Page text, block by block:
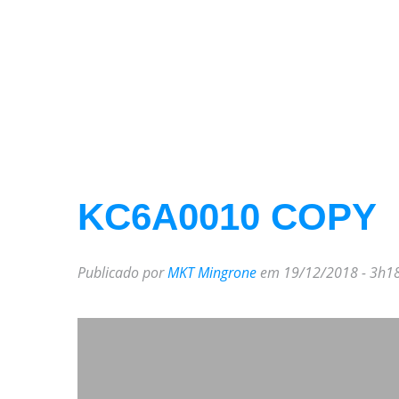
KC6A0010 COPY
Publicado porMKT Mingrone em 19/12/2018 -